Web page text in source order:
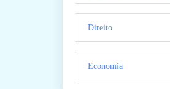
Direito
Economia